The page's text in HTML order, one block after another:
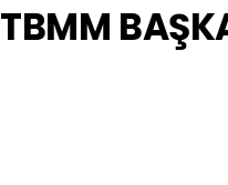
TBMM